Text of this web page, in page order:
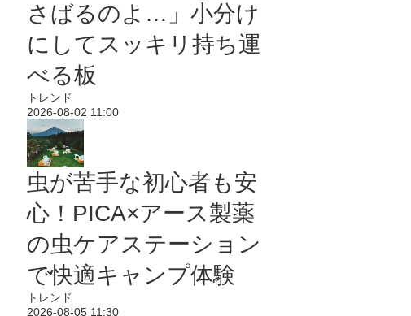
さばるのよ…」小分け
にしてスッキリ持ち運
べる板
トレンド
2026-08-02 11:00
虫が苦手な初心者も安
心！PICA×アース製薬
の虫ケアステーション
で快適キャンプ体験
トレンド
2026-08-05 11:30